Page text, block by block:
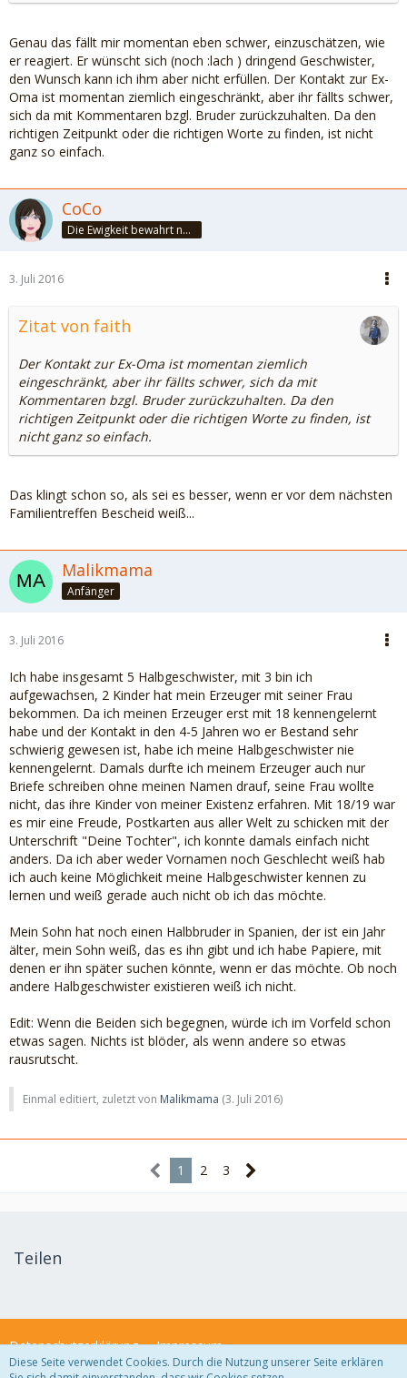
Genau das fällt mir momentan eben schwer, einzuschätzen, wie
er reagiert. Er wünscht sich (noch :lach ) dringend Geschwister,
den Wunsch kann ich ihm aber nicht erfüllen. Der Kontakt zur Ex-
Oma ist momentan ziemlich eingeschränkt, aber ihr fällts schwer,
sich da mit Kommentaren bzgl. Bruder zurückzuhalten. Da den
richtigen Zeitpunkt oder die richtigen Worte zu finden, ist nicht
ganz so einfach.
CoCo
Die Ewigkeit bewahrt nur die Liebe, weil sie von gleicher Natur ist. ~Khalil Gibran~
3. Juli 2016
Zitat von faith
Der Kontakt zur Ex-Oma ist momentan ziemlich
eingeschränkt, aber ihr fällts schwer, sich da mit
Kommentaren bzgl. Bruder zurückzuhalten. Da den
richtigen Zeitpunkt oder die richtigen Worte zu finden, ist
nicht ganz so einfach.
Das klingt schon so, als sei es besser, wenn er vor dem nächsten
Familientreffen Bescheid weiß...
Malikmama
Anfänger
3. Juli 2016
Ich habe insgesamt 5 Halbgeschwister, mit 3 bin ich
aufgewachsen, 2 Kinder hat mein Erzeuger mit seiner Frau
bekommen. Da ich meinen Erzeuger erst mit 18 kennengelernt
habe und der Kontakt in den 4-5 Jahren wo er Bestand sehr
schwierig gewesen ist, habe ich meine Halbgeschwister nie
kennengelernt. Damals durfte ich meinem Erzeuger auch nur
Briefe schreiben ohne meinen Namen drauf, seine Frau wollte
nicht, das ihre Kinder von meiner Existenz erfahren. Mit 18/19 war
es mir eine Freude, Postkarten aus aller Welt zu schicken mit der
Unterschrift "Deine Tochter", ich konnte damals einfach nicht
anders. Da ich aber weder Vornamen noch Geschlecht weiß hab
ich auch keine Möglichkeit meine Halbgeschwister kennen zu
lernen und weiß gerade auch nicht ob ich das möchte.
Mein Sohn hat noch einen Halbbruder in Spanien, der ist ein Jahr
älter, mein Sohn weiß, das es ihn gibt und ich habe Papiere, mit
denen er ihn später suchen könnte, wenn er das möchte. Ob noch
andere Halbgeschwister existieren weiß ich nicht.
Edit: Wenn die Beiden sich begegnen, würde ich im Vorfeld schon
etwas sagen. Nichts ist blöder, als wenn andere so etwas
rausrutscht.
Einmal editiert, zuletzt von Malikmama (3. Juli 2016)
1 2 3
Teilen
Datenschutzerklärung Impressum
Diese Seite verwendet Cookies. Durch die Nutzung unserer Seite erklären